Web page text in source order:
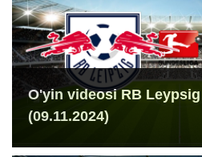
O'yin videosi RB
(09.11.2024)